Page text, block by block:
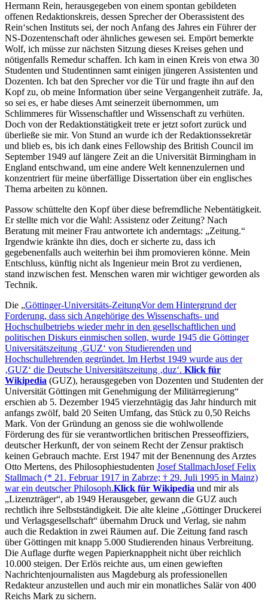
Hermann Rein, herausgegeben von einem spontan gebildeten
offenen Redaktionskreis, dessen Sprecher der Oberassistent des
Rein‘schen Instituts sei, der noch Anfang des Jahres ein Führer der
NS-Dozentenschaft oder ähnliches gewesen sei. Empört bemerkte
Wolf, ich müsse zur nächsten Sitzung dieses Kreises gehen und
nötigenfalls Remedur schaffen. Ich kam in einen Kreis von etwa 30
Studenten und Studentinnen samt einigen jüngeren Assistenten und
Dozenten. Ich bat den Sprecher vor die Tür und fragte ihn auf den
Kopf zu, ob meine Information über seine Vergangenheit zuträfe. Ja,
so sei es, er habe dieses Amt seinerzeit übernommen, um
Schlimmeres für Wissenschaftler und Wissenschaft zu verhüten.
Doch von der Redaktionstätigkeit trete er jetzt sofort zurück und
überließe sie mir. Von Stund an wurde ich der Redaktionssekretär
und blieb es, bis ich dank eines Fellowship des British Council im
September 1949 auf längere Zeit an die Universität Birmingham in
England entschwand, um eine andere Welt kennenzulernen und
konzentriert für meine überfällige Dissertation über ein englisches
Thema arbeiten zu können.
Passow schüttelte den Kopf über diese befremdliche Nebentätigkeit.
Er stellte mich vor die Wahl: Assistenz oder Zeitung? Nach
Beratung mit meiner Frau antwortete ich anderntags:
Zeitung.
Irgendwie kränkte ihn dies, doch er sicherte zu, dass ich
gegebenenfalls auch weiterhin bei ihm promovieren könne. Mein
Entschluss, künftig nicht als Ingenieur mein Brot zu verdienen,
stand inzwischen fest. Menschen waren mir wichtiger geworden als
Technik.
Die
Göttinger-Universitäts-ZeitungVor dem Hintergrund der
Forderung, dass sich Angehörige des Wissenschafts- und
Hochschulbetriebs wieder mehr in den gesellschaftlichen und
politischen Diskurs einmischen sollen, wurde 1945 die Göttinger
Universitätszeitung GUZ von Studierenden und
Hochschullehrenden gegründet. Im Herbst 1949 wurde aus der
GUZ die Deutsche Universitätszeitung duz . Klick für
Wikipedia (GUZ), herausgegeben von Dozenten und Studenten der
Universität Göttingen mit Genehmigung der Militärregierung
erschien ab 5. Dezember 1945 vierzehntägig das Jahr hindurch mit
anfangs zwölf, bald 20 Seiten Umfang, das Stück zu 0,50 Reichs
Mark. Von der Gründung an genoss sie die wohlwollende
Förderung des für sie verantwortlichen britischen Presseoffiziers,
deutscher Herkunft, der von seinem Recht der Zensur praktisch
keinen Gebrauch machte. Erst 1947 mit der Benennung des Arztes
Otto Mertens, des Philosophiestudenten Josef StallmachJosef Felix
Stallmach (* 21. Februar 1917 in Zabrze; † 29. Juli 1995 in Mainz)
war ein deutscher Philosoph.Klick für Wikipedia und mir als
Lizenzträger , ab 1949 Herausgeber, gewann die GUZ auch
rechtlich ihre Selbstständigkeit. Die alte kleine
Göttinger Druckerei
und Verlagsgesellschaft
übernahm Druck und Verlag, sie nahm
auch die Redaktion in zwei Räumen auf. Die Zeitung fand rasch
über Göttingen mit knapp 5.000 Studierenden hinaus Verbreitung.
Die Auflage durfte wegen Papierknappheit nicht über reichlich
10.000 steigen. Der Erlös reichte aus, um einen gewieften
Nachrichtenjournalisten aus Magdeburg als professionellen
Redakteur anzustellen und auch mir ein monatliches Salär von 400
Reichs Mark zu sichern.